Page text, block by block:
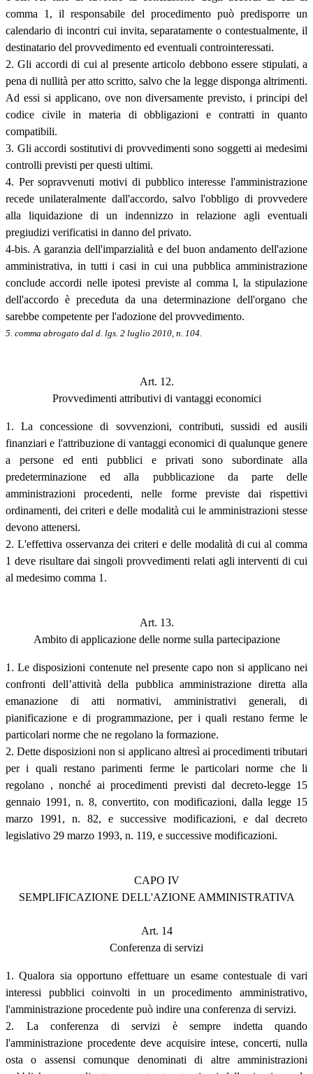
comma 1, il responsabile del procedimento può predisporre un
calendario di incontri cui invita, separatamente o contestualmente, il
destinatario del provvedimento ed eventuali controinteressati.
2. Gli accordi di cui al presente articolo debbono essere stipulati, a
pena di nullità per atto scritto, salvo che la legge disponga altrimenti.
Ad essi si applicano, ove non diversamente previsto, i principi del
codice civile in materia di obbligazioni e contratti in quanto
compatibili.
3. Gli accordi sostitutivi di provvedimenti sono soggetti ai medesimi
controlli previsti per questi ultimi.
4. Per sopravvenuti motivi di pubblico interesse l'amministrazione
recede unilateralmente dall'accordo, salvo l'obbligo di provvedere
alla liquidazione di un indennizzo in relazione agli eventuali
pregiudizi verificatisi in danno del privato.
4-bis. A garanzia dell'imparzialità e del buon andamento dell'azione
amministrativa, in tutti i casi in cui una pubblica amministrazione
conclude accordi nelle ipotesi previste al comma l, la stipulazione
dell'accordo è preceduta da una determinazione dell'organo che
sarebbe competente per l'adozione del provvedimento.
5. comma abrogato dal d. lgs. 2 luglio 2010, n. 104.
Art. 12.
Provvedimenti attributivi di vantaggi economici
1. La concessione di sovvenzioni, contributi, sussidi ed ausili
finanziari e l'attribuzione di vantaggi economici di qualunque genere
a persone ed enti pubblici e privati sono subordinate alla
predeterminazione ed alla pubblicazione da parte delle
amministrazioni procedenti, nelle forme previste dai rispettivi
ordinamenti, dei criteri e delle modalità cui le amministrazioni stesse
devono attenersi.
2. L'effettiva osservanza dei criteri e delle modalità di cui al comma
1 deve risultare dai singoli provvedimenti relati agli interventi di cui
al medesimo comma 1.
Art. 13.
Ambito di applicazione delle norme sulla partecipazione
1. Le disposizioni contenute nel presente capo non si applicano nei
confronti dell’attività della pubblica amministrazione diretta alla
emanazione di atti normativi, amministrativi generali, di
pianificazione e di programmazione, per i quali restano ferme le
particolari norme che ne regolano la formazione.
2. Dette disposizioni non si applicano altresì ai procedimenti tributari
per i quali restano parimenti ferme le particolari norme che li
regolano , nonché ai procedimenti previsti dal decreto-legge 15
gennaio 1991, n. 8, convertito, con modificazioni, dalla legge 15
marzo 1991, n. 82, e successive modificazioni, e dal decreto
legislativo 29 marzo 1993, n. 119, e successive modificazioni.
CAPO IV
SEMPLIFICAZIONE DELL'AZIONE AMMINISTRATIVA
Art. 14
Conferenza di servizi
1. Qualora sia opportuno effettuare un esame contestuale di vari
interessi pubblici coinvolti in un procedimento amministrativo,
l'amministrazione procedente può indire una conferenza di servizi.
2. La conferenza di servizi è sempre indetta quando
l'amministrazione procedente deve acquisire intese, concerti, nulla
osta o assensi comunque denominati di altre amministrazioni